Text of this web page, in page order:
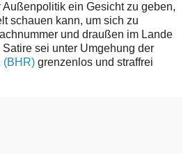
ein Gesicht zu geben,
schauen kann, um sich zu
und draußen im Lande
sei unter Umgehung der
(BHR) grenzenlos und straffrei